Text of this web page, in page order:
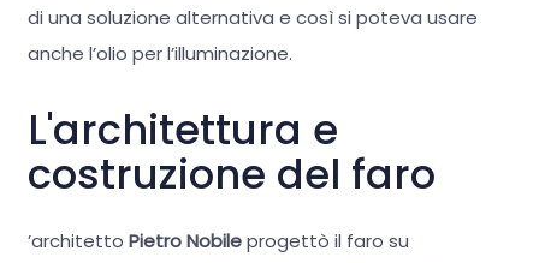
di una soluzione alternativa e così si poteva usare
anche l’olio per l’illuminazione.
L'architettura e
costruzione del faro
’architetto Pietro Nobileprogettò il faro su